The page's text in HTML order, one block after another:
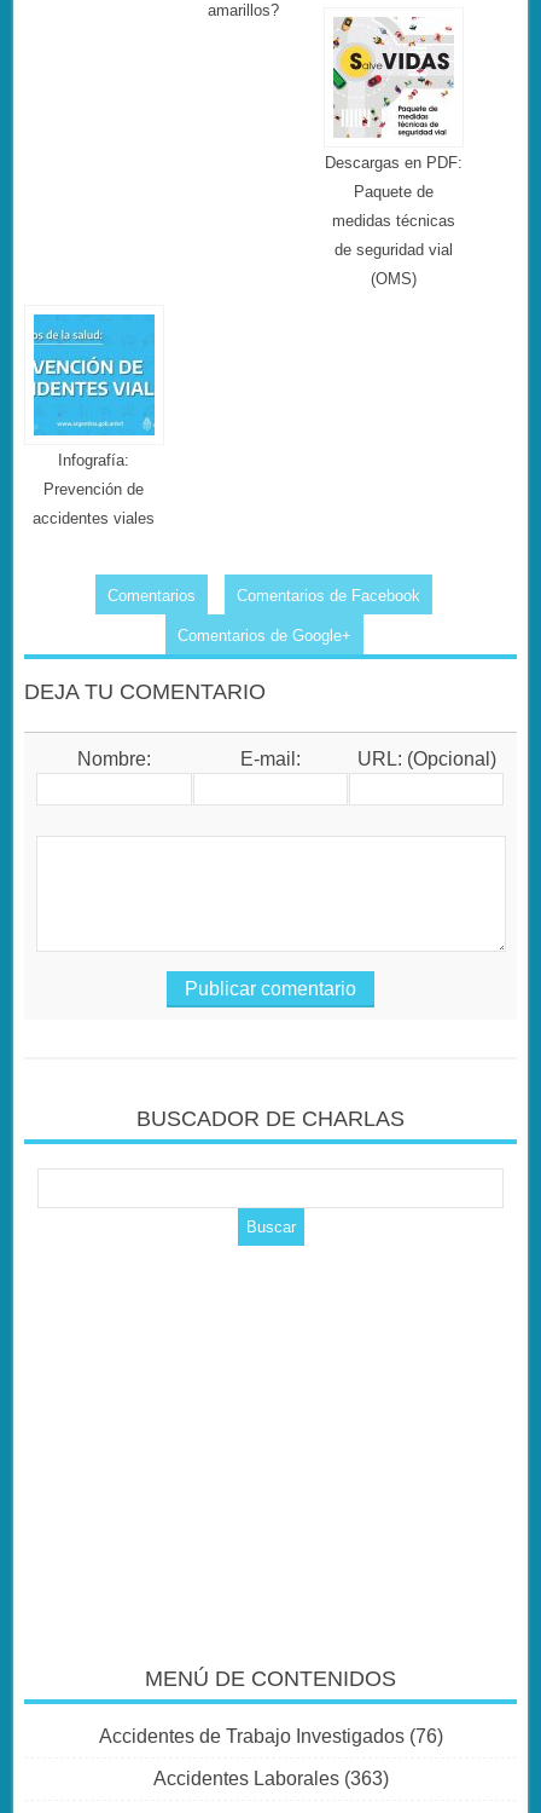
amarillos?
Descargas en PDF:
Paquete de
medidas técnicas
de seguridad vial
(OMS)
Infografía:
Prevención de
accidentes viales
Comentarios Comentarios de Facebook
Comentarios de Google+
DEJA TU COMENTARIO
Nombre: E-mail: URL: (Opcional)
BUSCADOR DE CHARLAS
MENÚ DE CONTENIDOS
Accidentes de Trabajo Investigados(76)
Accidentes Laborales(363)